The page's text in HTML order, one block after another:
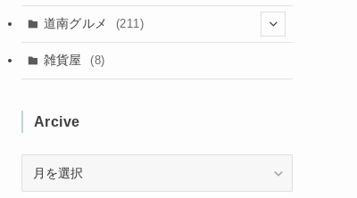
(31)
(16)
(2)
(3)
(2)
(1)
(1)
(2)
(2)
(11)
(13)
(10)
(4)(3)
(3)
道南グルメ (211)
(8)
雑貨屋 (8)
Arcive